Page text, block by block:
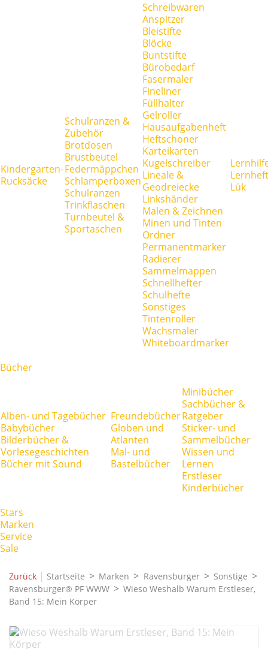
Kindergarten-
Rucksäcke
Schulranzen &
Zubehör
Brotdosen
Brustbeutel
Federmäppchen
Schlamperboxen
Schulranzen
Trinkflaschen
Turnbeutel &
Sportaschen
Schreibwaren
Anspitzer
Bleistifte
Blöcke
Buntstifte
Bürobedarf
Fasermaler
Fineliner
Füllhalter
Gelroller
Hausaufgabenheft
Heftschoner
Karteikarten
Kugelschreiber
Lineale &
Geodreiecke
Linkshänder
Malen & Zeichnen
Minen und Tinten
Ordner
Permanentmarker
Radierer
Sammelmappen
Schnellhefter
Schulhefte
Sonstiges
Tintenroller
Wachsmaler
Whiteboardmarker
Lük
Bücher
Alben- und Tagebücher
Babybücher
Bilderbücher &
Vorlesegeschichten
Bücher mit Sound
Freundebücher
Globen und
Atlanten
Mal- und
Bastelbücher
Minibücher
Sachbücher &
Ratgeber
Sticker- und
Sammelbücher
Wissen und
Lernen
Erstleser
Kinderbücher
Stars
Marken
Service
Sale
Zurück | Startseite Marken Ravensburger
Sonstige
Ravensburger® PF WWW
Wieso Weshalb Warum Erstleser,
Band 15: Mein Körper